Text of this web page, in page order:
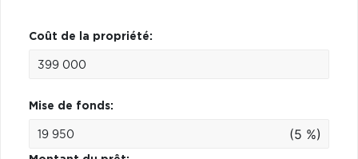
Coût de la propriété:
Mise de fonds:
(5 %)